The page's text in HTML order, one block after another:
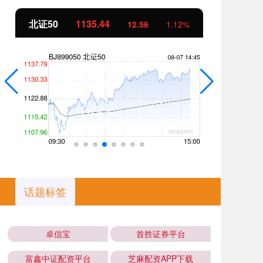
北证50 1135.50 12.63 1.12%
话题标签
卓信宝 首胜证券平台
富鑫中证配资平台 芝麻配资APP下载